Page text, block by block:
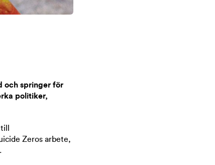
och springer för
politiker,
Zeros arbete,